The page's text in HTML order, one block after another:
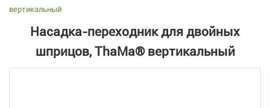
вертикальный
Насадка-переходник для двойных
шприцов, ThaMa® вертикальный